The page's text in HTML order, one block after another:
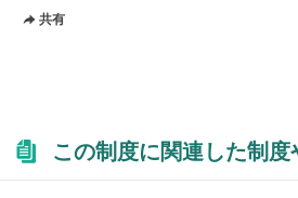
共有
この制度に関連した制度